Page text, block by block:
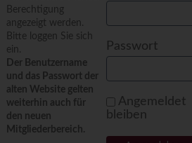
Berechtigung
angezeigt werden.
Bitte loggen Sie sich
ein.
Der Benutzername
und das Passwort der
alten Website gelten
weiterhin auch für
den neuen
Mitgliederbereich.
Passwort
Angemeldet
bleiben